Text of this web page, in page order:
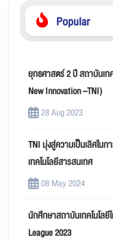
Popular
ยุทธศาสตร์ 2 ปี สถาบันเท
New Innovation –TNI)
28 Aug 2023
TNI มุ่งสู่ความเป็นเลิศใน
เทคโนโลยีสารสนเทศ
08 May 2024
นักศึกษาสถาบันเทคโนโล
League 2023